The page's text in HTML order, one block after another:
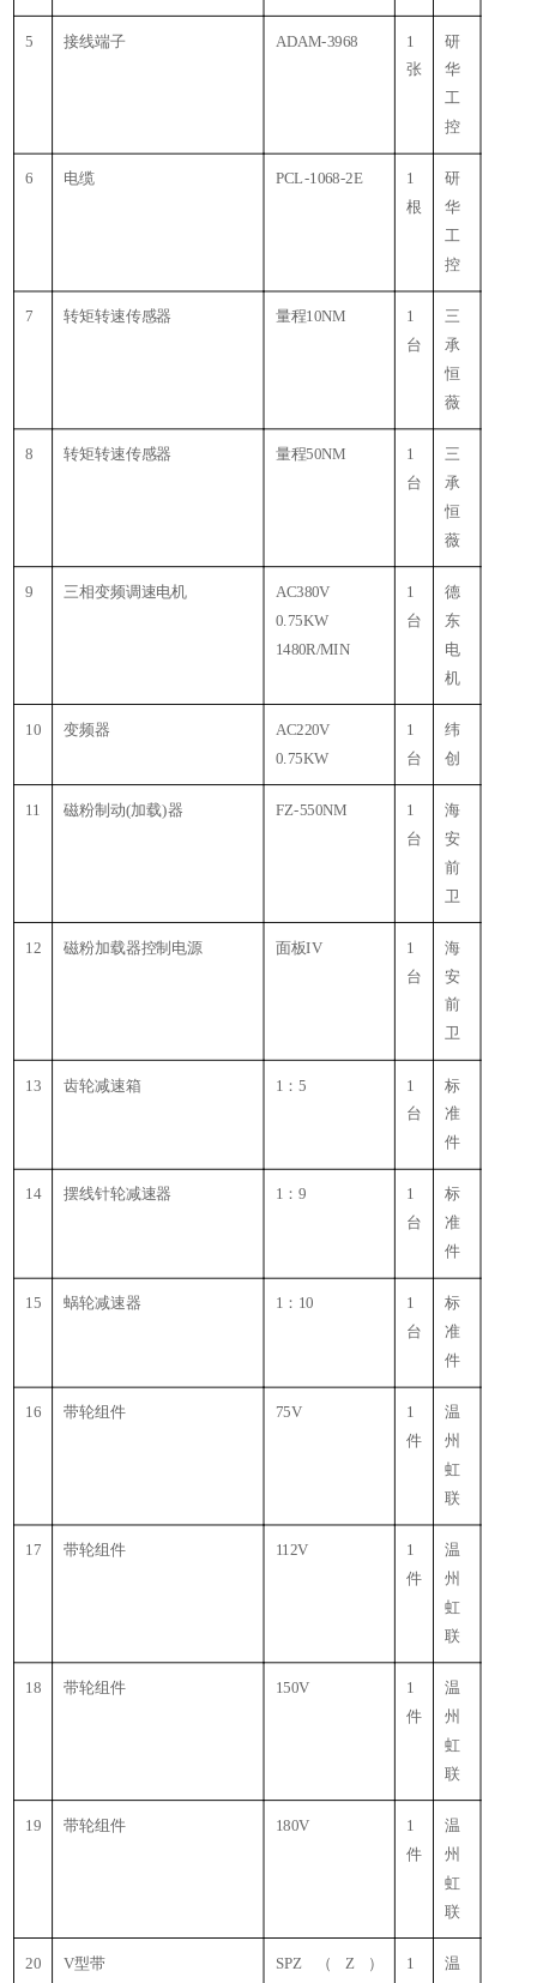
5 接线端子 ADAM-3968 1
张
研
华
工
控
6 电缆 PCL-1068-2E 1
根
研
华
工
控
7 转矩转速传感器 量程10NM 1
台
三
承
恒
薇
8 转矩转速传感器 量程50NM
1
台
三
承
恒
薇
9 三相变频调速电机
AC380V
0.75KW
1480R/MIN
1
台
德
东
电
机
10 变频器
AC220V
0.75KW
1
台
纬
创
11 磁粉制动(加载)器 FZ-550NM
1
台
海
安
前
卫
12 磁粉加载器控制电源 面板IV 1
台
海
安
前
卫
13 齿轮减速箱 1：5 1
台
标
准
件
14 摆线针轮减速器 1：9
1
台
标
准
件
15 蜗轮减速器 1：10
1
台
标
准
件
16 带轮组件 75V 1
件
温
州
虹
联
17 带轮组件 112V
1
件
温
州
虹
联
18 带轮组件 150V
1
件
温
州
虹
联
19 带轮组件 180V
1
件
温
州
虹
联
20 V型带 SPZ（Z） 1 温